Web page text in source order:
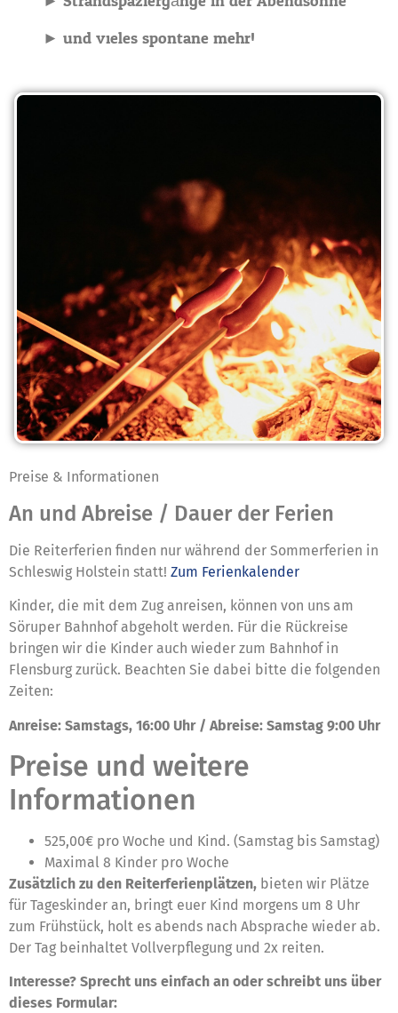
► und vieles spontane mehr!
Preise & Informationen
An und Abreise / Dauer der Ferien
Die Reiterferien finden nur während der Sommerferien in
Schleswig Holstein statt! Zum Ferienkalender
Kinder, die mit dem Zug anreisen, können von uns am
Söruper Bahnhof abgeholt werden. Für die Rückreise
bringen wir die Kinder auch wieder zum Bahnhof in
Flensburg zurück. Beachten Sie dabei bitte die folgenden
Zeiten:
Anreise: Samstags, 16:00 Uhr / Abreise: Samstag 9:00 Uhr
Preise und weitere
Informationen
525,00€ pro Woche und Kind. (Samstag bis Samstag)
Maximal 8 Kinder pro Woche
Zusätzlich zu den Reiterferienplätzen, bieten wir Plätze
für Tageskinder an, bringt euer Kind morgens um 8 Uhr
zum Frühstück, holt es abends nach Absprache wieder ab.
Der Tag beinhaltet Vollverpflegung und 2x reiten.
Interesse? Sprecht uns einfach an oder schreibt uns über
dieses Formular: